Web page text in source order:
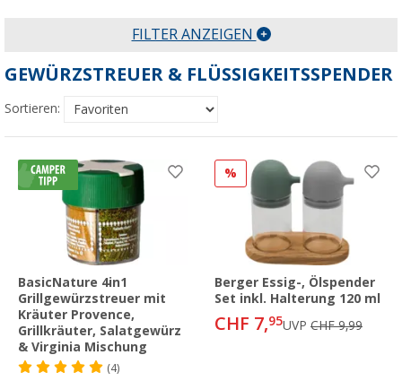
FILTER ANZEIGEN
GEWÜRZSTREUER & FLÜSSIGKEITSSPENDER
Sortieren:
BasicNature 4in1
Grillgewürzstreuer mit
Kräuter Provence,
Grillkräuter, Salatgewürz
& Virginia Mischung
(4)
%
Berger Essig-, Ölspender
Set inkl. Halterung 120 ml
CHF 7,95UVP CHF 9,99